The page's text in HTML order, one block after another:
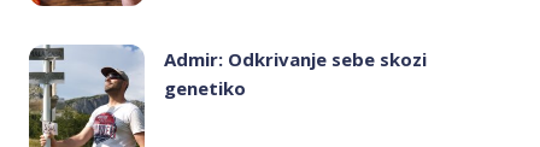
Admir: Odkrivanje sebe skozi
genetiko